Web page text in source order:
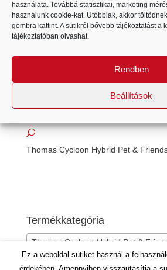
használata. Továbbá statisztikai, marketing
használunk cookie-kat. Utóbbiak, akkor
gombra kattint. A sütikről bővebb tájékoztatást a
tájékoztatóban olvashat.
Rendben
Beállítások
Thomas Cycloon Hybrid Pet &
Termékkategória
Thomas Cycloon Hybrid Pet &
Ez a weboldal sütiket használ a